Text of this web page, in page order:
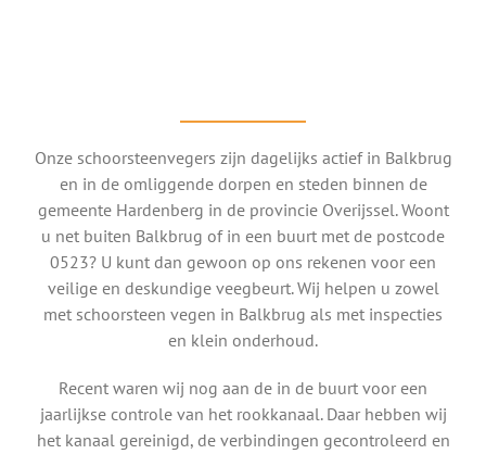
Onze schoorsteenvegers zijn dagelijks actief in Balkbrug
en in de omliggende dorpen en steden binnen de
gemeente Hardenberg in de provincie Overijssel. Woont
u net buiten Balkbrug of in een buurt met de postcode
0523? U kunt dan gewoon op ons rekenen voor een
veilige en deskundige veegbeurt. Wij helpen u zowel
met schoorsteen vegen in Balkbrug als met inspecties
en klein onderhoud.
Recent waren wij nog aan de in de buurt voor een
jaarlijkse controle van het rookkanaal. Daar hebben wij
het kanaal gereinigd, de verbindingen gecontroleerd en